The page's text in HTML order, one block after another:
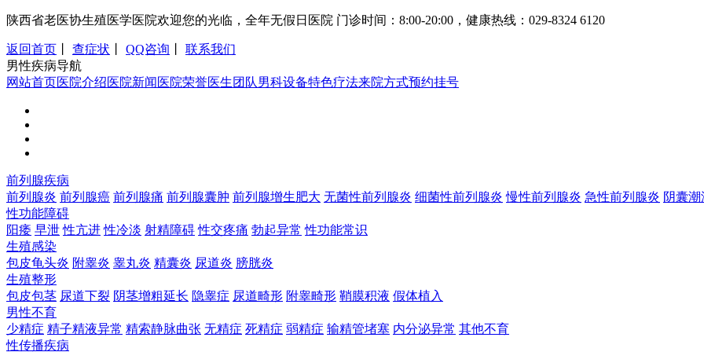
陕西省老医协生殖医学医院欢迎您的光临，全年无假日医院 门诊时间：8:00-20:00，健康热线：029-8324 6120
返回首页 查症状 QQ咨询
联系我们
男性疾病导航
网站首页医院介绍医院新闻 医院荣誉医生团队男科设备特色疗法来院方式预约挂号
前列腺疾病
前列腺炎 前列腺癌 前列腺痛 前列腺囊肿 前列腺增生肥大 无菌性前列腺炎 细菌性前列腺炎 慢性前列腺炎 急性前列腺炎 阴囊潮
性功能障碍
阳痿 早泄 性亢进 性冷淡 射精障碍 性交疼痛 勃起异常 性功能常识
生殖感染
包皮龟头炎 附睾炎 睾丸炎 精囊炎 尿道炎 膀胱炎
生殖整形
包皮包茎 尿道下裂 阴茎增粗延长 隐睾症 尿道畸形 附睾畸形 鞘膜积液 假体植入
男性不育
少精症 精子精液异常 精索静脉曲张 无精症 死精症 弱精症 输精管堵塞 内分泌异常 其他不育
性传播疾病